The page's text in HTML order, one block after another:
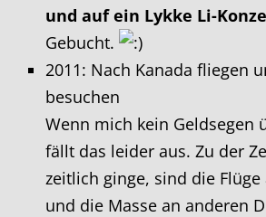
und auf ein Lykke Li-
Gebucht.
2011: Nach Kanada fliegen
besuchen
Wenn mich kein Geldsegen
fällt das leider aus. Zu der
zeitlich ginge, sind die
und die Masse an anderen